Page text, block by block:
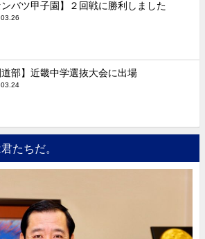
ンバツ甲子園】２回戦に勝利しました
道部】近畿中学選抜大会に出場
たちだ。